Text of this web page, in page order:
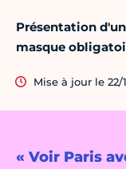
« Voir Paris
Présentation
masque
Mise à jour le 22/